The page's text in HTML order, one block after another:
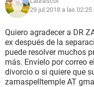
29 jul 2018 a las 02:25
Quiero agradecer a DR
ex después de la
puede resolver muchos
más. Envíelo por correo
divorcio o si quiere que
zamaspelltemple AT